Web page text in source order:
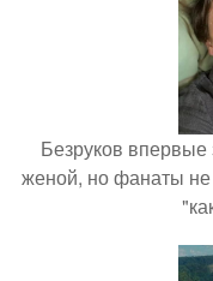
Безруков
женой, но фанаты